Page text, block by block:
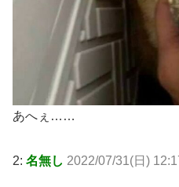
あへぇ……
2: 名無し 2022/07/31(日)